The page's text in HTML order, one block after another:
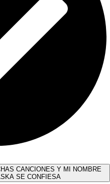
CANCIONES Y MI NOMBRE
SE CONFIESA​